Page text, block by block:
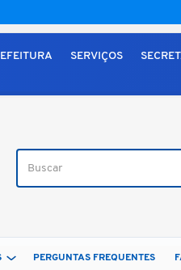
SERVIÇOS
PERGUNTAS FREQUENTES